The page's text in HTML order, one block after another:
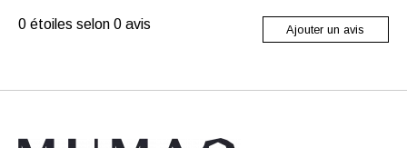
0 étoiles selon 0 avis Ajouter un avis